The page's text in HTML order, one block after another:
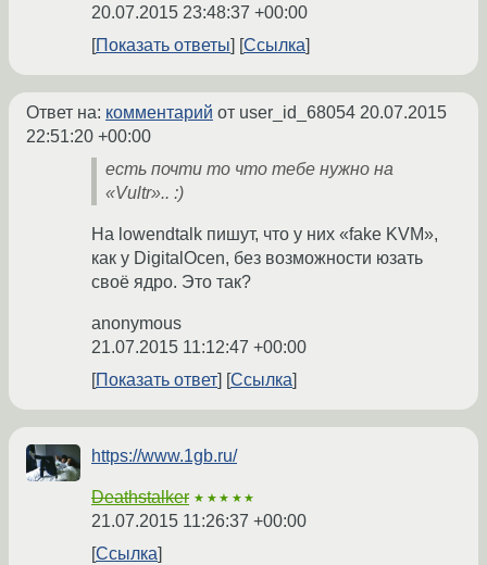
20.07.2015 23:48:37 +00:00
Показать ответы
Ссылка
Ответ на: комментарий от user_id_68054 20.07.2015
22:51:20 +00:00
есть почти то что тебе нужно на
«Vultr».. :)
На lowendtalk пишут, что у них «fake KVM»,
как у DigitalOcen, без возможности юзать
своё ядро. Это так?
anonymous
21.07.2015 11:12:47 +00:00
Показать ответ
Ссылка
https://www.1gb.ru/
Deathstalker ★★★★★
21.07.2015 11:26:37 +00:00
Ссылка